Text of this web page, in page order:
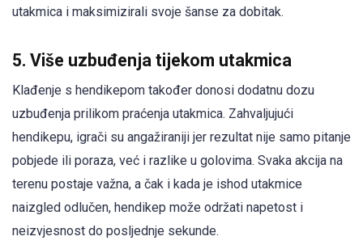
utakmica i maksimizirali svoje šanse za dobitak.
5. Više uzbuđenja tijekom utakmica
Klađenje s hendikepom također donosi dodatnu dozu
uzbuđenja prilikom praćenja utakmica. Zahvaljujući
hendikepu, igrači su angažiraniji jer rezultat nije samo pitanje
pobjede ili poraza, već i razlike u golovima. Svaka akcija na
terenu postaje važna, a čak i kada je ishod utakmice
naizgled odlučen, hendikep može održati napetost i
neizvjesnost do posljednje sekunde.